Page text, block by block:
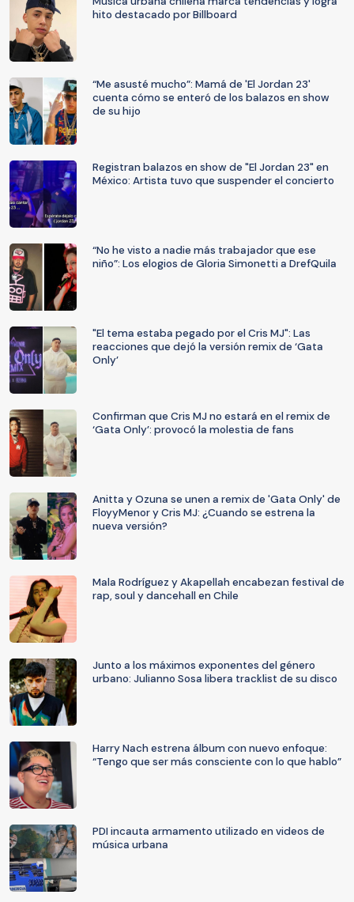
hito destacado por Billboard
“Me asusté mucho”: Mamá de 'El Jordan 23'
cuenta cómo se enteró de los balazos en show
de su hijo
Registran balazos en show de "El Jordan 23" en
México: Artista tuvo que suspender el concierto
“No he visto a nadie más trabajador que ese
niño”: Los elogios de Gloria Simonetti a DrefQuila
"El tema estaba pegado por el Cris MJ": Las
reacciones que dejó la versión remix de ‘Gata
Only’
Confirman que Cris MJ no estará en el remix de
‘Gata Only’: provocó la molestia de fans
Anitta y Ozuna se unen a remix de 'Gata Only' de
FloyyMenor y Cris MJ: ¿Cuando se estrena la
nueva versión?
Mala Rodríguez y Akapellah encabezan festival de
rap, soul y dancehall en Chile
Junto a los máximos exponentes del género
urbano: Julianno Sosa libera tracklist de su disco
Harry Nach estrena álbum con nuevo enfoque:
“Tengo que ser más consciente con lo que hablo”
PDI incauta armamento utilizado en videos de
música urbana